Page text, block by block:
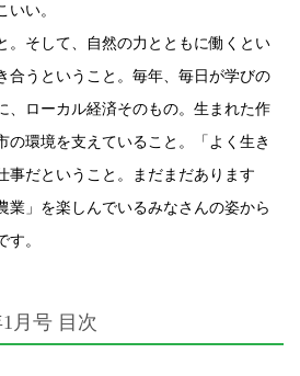
いい。
。そして、自然の力とともに働くとい
合うということ。毎年、毎日が学びの
、ローカル経済そのもの。生まれた作
の環境を支えていること。「よく生き
事だということ。まだまだあります
業」を楽しんでいるみなさんの姿から
す。
1月号 目次